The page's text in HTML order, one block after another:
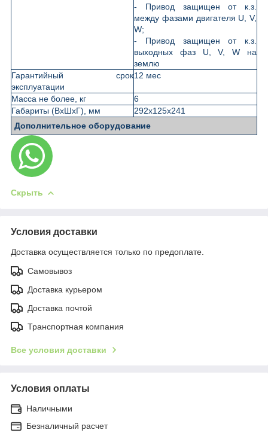
- Привод защищен от к.з.
между фазами двигателя U, V,
W;
- Привод защищен от к.з.
выходных фаз U, V, W на
землю
Гарантийный срок
эксплуатации
12 мес
Масса не более, кг
6
Габариты (ВхШхГ), мм
292х125х241
Дополнительное оборудование
Скрыть
Условия доставки
Доставка осуществляется только по предоплате.
Самовывоз
Доставка курьером
Доставка почтой
Транспортная компания
Все условия доставки
Условия оплаты
Наличными
Безналичный расчет